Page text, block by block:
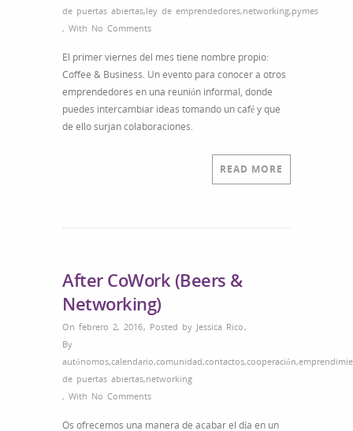
de puertas abiertas,ley de emprendedores,networking,pymes
, With No Comments
El primer viernes del mes tiene nombre propio:
Coffee & Business. Un evento para conocer a otros
emprendedores en una reunión informal, donde
puedes intercambiar ideas tomando un café y que
de ello surjan colaboraciones.
READ MORE
After CoWork (Beers &
Networking)
On febrero 2, 2016, Posted by Jessica Rico,
By
autónomos,calendario,comunidad,contactos,cooperación,
de puertas abiertas,networking
, With No Comments
Os ofrecemos una manera de acabar el día en un